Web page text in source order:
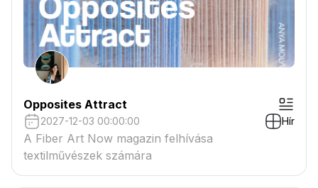
Opposites Attract
2027-12-03 00:00:00 Hír
A Fiber Art Now magazin felhívása
textilművészek számára